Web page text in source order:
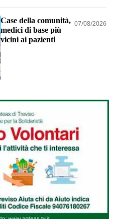
Case della comunità,
medici di base più
vicini ai pazienti
07/08/2026